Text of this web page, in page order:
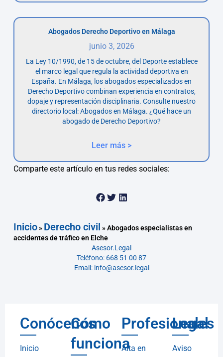
Abogados Derecho Deportivo en Málaga
junio 3, 2026
La Ley 10/1990, de 15 de octubre, del Deporte establece
el marco legal que regula la actividad deportiva en
España. En Málaga, los abogados especializados en
Derecho Deportivo combinan experiencia en contratos,
dopaje y representación disciplinaria. Consulte nuestro
directorio local: Abogados en Málaga. ¿Qué hace un
abogado de Derecho Deportivo?
Leer más >
Comparte este artículo en tus redes sociales:
Inicio» Derecho civil »Abogados especialistas en
accidentes de tráfico en Elche
Asesor.Legal
Teléfono: 668 51 00 87
Email: info@asesor.legal
Conócenos
Inicio
Cómo
funciona
Profesionales
Alta en
Legal
Aviso